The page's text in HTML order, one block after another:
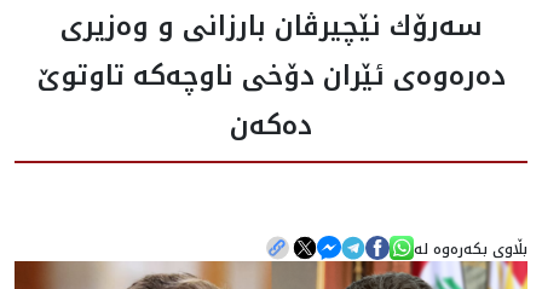
جێگرانی سه‌رۆک
ستافی سەرۆکایەتی
هه‌واڵ
سه‌رۆك نێچيرڤان بارزانى و وه‌زيرى
ده‌ره‌وه‌ى ئێران دۆخى ناوچه‌كه‌ تاوتوێ
ده‌كه‌ن
بڵاوی بکەرەوە لە